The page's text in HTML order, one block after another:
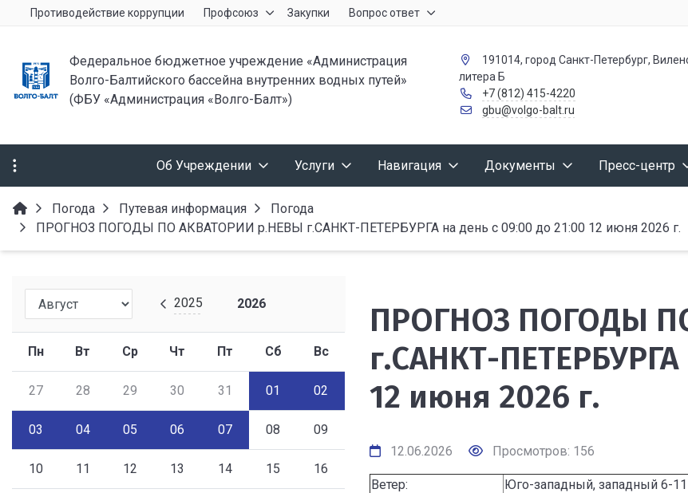
Противодействие коррупции Профсоюз Закупки Вопрос ответ
Федеральное бюджетное учреждение «Администрация
Волго-Балтийского бассейна внутренних водных путей»
(ФБУ «Администрация «Волго-Балт»)
191014, город Санкт-Петербург,
литера Б
+7 (812) 415-4220
gbu@volgo-balt.ru
Об Учреждении Услуги Навигация Документы Пресс-центр
Погода Путевая информация
Погода
ПРОГНОЗ ПОГОДЫ ПО АКВАТОРИИ р.НЕВЫ г.САНКТ-ПЕТЕРБУРГА на день с 09:00 до 21:00 12 июня 2026 г.
2025 2026
Пн Вт Ср Чт Пт Сб Вс
27 28 29 30 31 01 02
03 04 05 06 07 08 09
10 11 12 13 14 15 16
ПРОГНОЗ ПОГОДЫ
г.САНКТ-
12 июня 2026 г.
12.06.2026 Просмотров: 156
Ветер:
Юго-западный, западный 6-